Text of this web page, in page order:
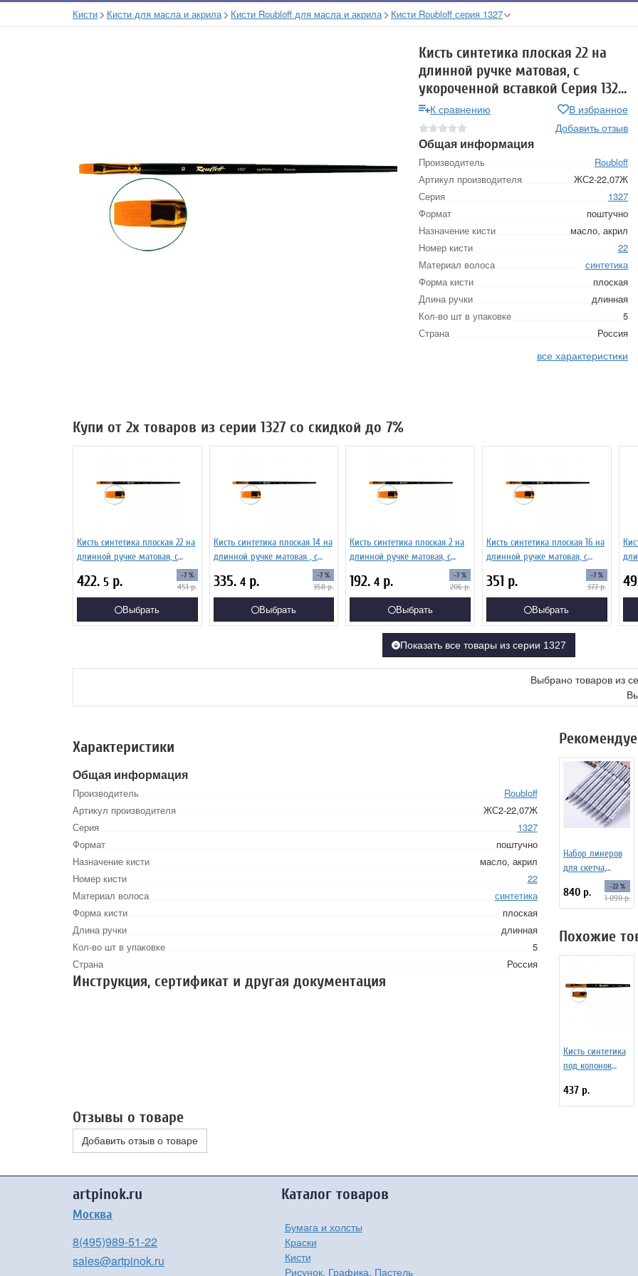
Кисти Кисти для масла и акрила Кисти Roubloff для масла и акрила Кисти Roubloff серия 1327
Кисть синтетика плоская 22 на
длинной ручке матовая, с
укороченной вставкой Серия 1327
ЖС2-22,07Ж
К сравнению
В избранное
Добавить отзыв
Общая информация
Производитель
Roubloff
Артикул производителя
ЖС2-22,07Ж
Серия
1327
Формат
поштучно
Назначение кисти
масло, акрил
Номер кисти
22
Материал волоса
синтетика
Форма кисти
плоская
Длина ручки
длинная
Кол-во шт в упаковке
5
Страна
Россия
все характеристики
Купи от 2х товаров из серии 1327 со скидкой до 7%
Кисть синтетика плоская 22 на
длинной ручке матовая, с
укороченной вставкой Серия
1327 ЖС2-22,07Ж
422. 5 р. -7 %
451р.
Выбрать
Кисть синтетика плоская 14 на
длинной ручке матовая , с
укороченной вставкой Серия
1327 ЖС2-14,07Ж
335. 4р. -7 %
358р.
Выбрать
Кисть синтетика плоская 2 на
длинной ручке матовая, с
укороченной вставкой Серия
1327 ЖС2-02,07Ж
192.4 р. -7 %
206р.
Выбрать
Кисть синтетика плоская 16 на
длинной ручке матовая, с
укороченной вставкой Серия
1327 ЖС2-16,07Ж
351 р. -7 %
377р.
Выбрать
Показать все товары из серии 1327
Выбрано товаров из
Характеристики
Общая информация
Производитель
Roubloff
Артикул производителя
ЖС2-22,07Ж
Серия
1327
Формат
поштучно
Назначение кисти
масло, акрил
Номер кисти
22
Материал волоса
синтетика
Форма кисти
плоская
Длина ручки
длинная
Кол-во шт в упаковке
5
Страна
Россия
Инструкция, сертификат и другая документация
Набор линеров
для скетча,
черные SoulArt,
10 шт.
840 р. -22 %
1 090 р.
Похожие
Кисть синтетика
под колонок
короткой ручке
Серия 1S25 ЖS2-
437 р.
Отзывы о товаре
Добавить отзыв о товаре
artpinok.ru
Москва
8(495)989-51-22
sales@artpinok.ru
Каталог товаров
Бумага и холсты
Краски
Кисти
Рисунок, Графика, Пастель